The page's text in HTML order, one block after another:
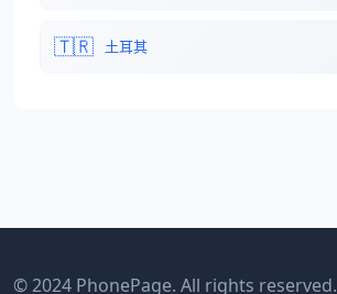
🇹🇷 土耳其
© 2024 PhonePage. All rights reserved.